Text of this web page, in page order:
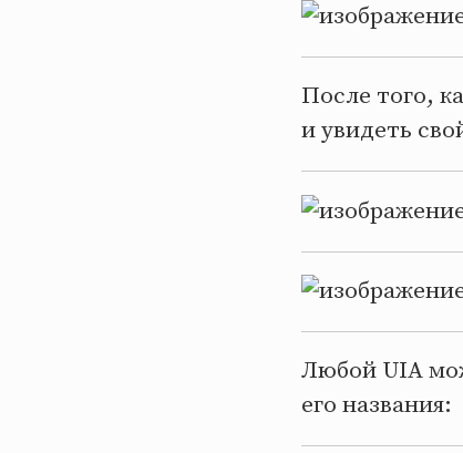
После того,
и увидеть
Любой UIA
его названия: